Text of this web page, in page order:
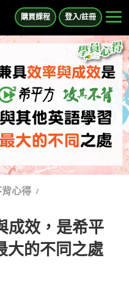
購買課程 登入/註冊
心得
成效，是希平
大的不同之處